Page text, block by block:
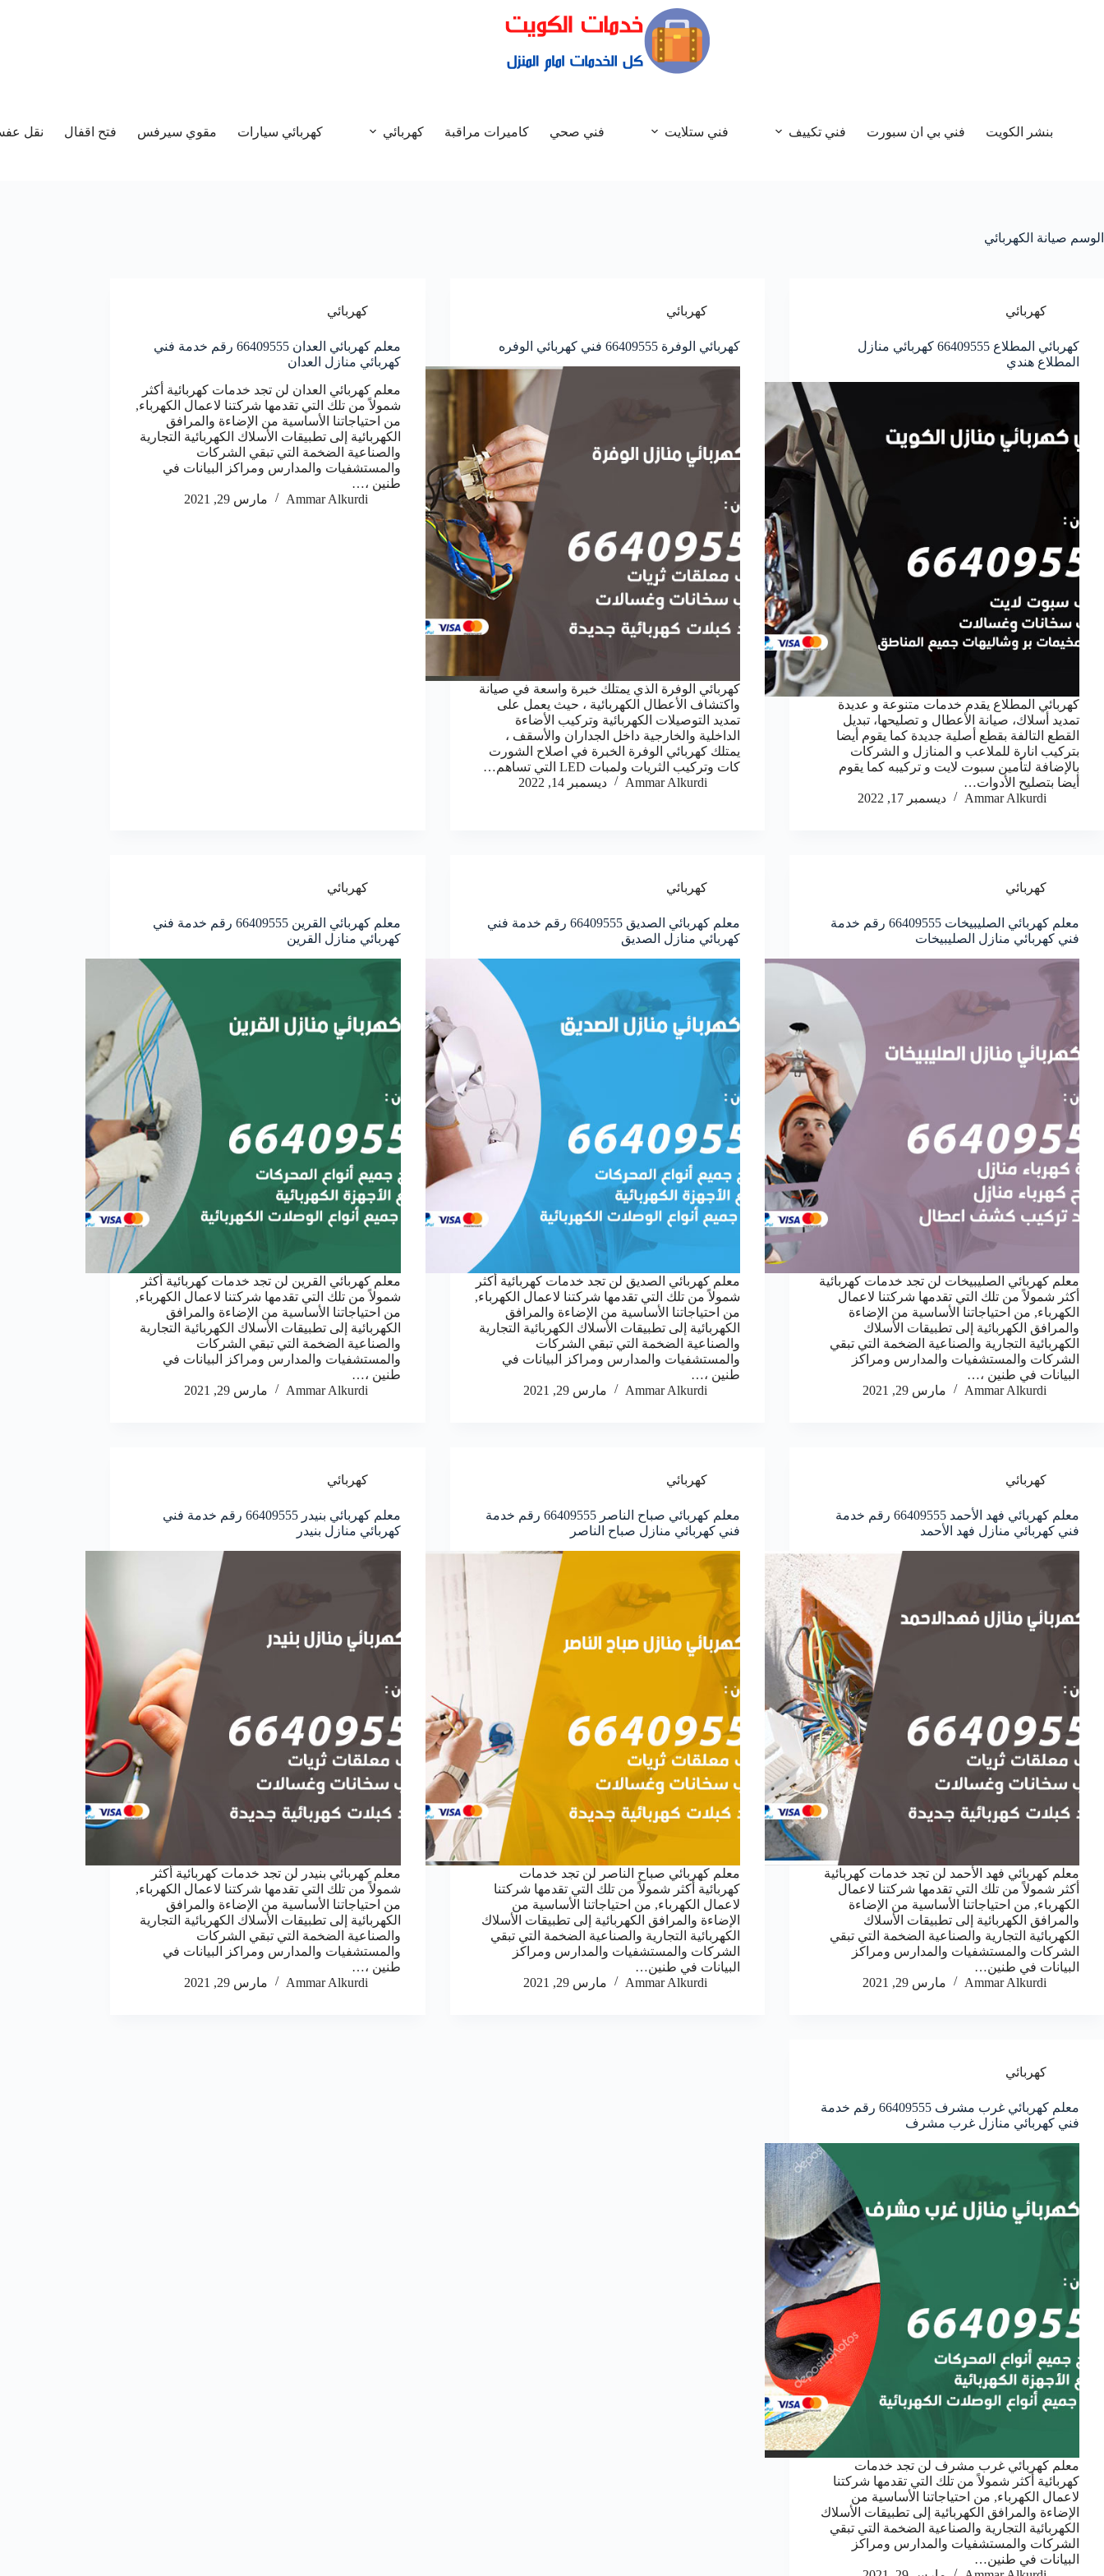
بنشر الكويت فني بي ان سبورت فني تكييف فني ستلايت فني صحي كاميرات مراقبة كهربائي كهربائي سيارات مقوي سيرفس فتح اقفال نقل
الوسم صيانة الكهربائي
كهربائي
كهربائي المطلاع 66409555 كهربائي منازل
المطلاع هندي
كهربائي المطلاع يقدم خدمات متنوعة و عديدة
تمديد أسلاك، صيانة الأعطال و تصليحها، تبديل
القطع التالفة بقطع أصلية جديدة كما يقوم أيضا
بتركيب انارة للملاعب و المنازل و الشركات
بالإضافة لتأمين سبوت لايت و تركيبه كما يقوم
أيضا بتصليح الأدوات…
Ammar Alkurdi
ديسمبر 17, 2022
كهربائي
كهربائي الوفرة 66409555 فني كهربائي الوفره
كهربائي الوفرة الذي يمتلك خبرة واسعة في صيانة
واكتشاف الأعطال الكهربائية ، حيث يعمل على
تمديد التوصيلات الكهربائية وتركيب الأضاءة
الداخلية والخارجية داخل الجداران والأسقف ،
يمتلك كهربائي الوفرة الخبرة في اصلاح الشورت
كات وتركيب الثريات ولمبات LED التي تساهم…
Ammar Alkurdi
ديسمبر 14, 2022
كهربائي
معلم كهربائي العدان 66409555 رقم خدمة فني
كهربائي منازل العدان
معلم كهربائي العدان لن تجد خدمات كهربائية أكثر
شمولاً من تلك التي تقدمها شركتنا لاعمال الكهرباء,
من احتياجاتنا الأساسية من الإضاءة والمرافق
الكهربائية إلى تطبيقات الأسلاك الكهربائية التجارية
والصناعية الضخمة التي تبقي الشركات
والمستشفيات والمدارس ومراكز البيانات في
طنين ،…
Ammar Alkurdi
مارس 29, 2021
كهربائي
معلم كهربائي الصليبيخات 66409555 رقم خدمة
فني كهربائي منازل الصليبيخات
معلم كهربائي الصليبيخات لن تجد خدمات كهربائية
أكثر شمولاً من تلك التي تقدمها شركتنا لاعمال
الكهرباء, من احتياجاتنا الأساسية من الإضاءة
والمرافق الكهربائية إلى تطبيقات الأسلاك
الكهربائية التجارية والصناعية الضخمة التي تبقي
الشركات والمستشفيات والمدارس ومراكز
البيانات في طنين ،…
Ammar Alkurdi
مارس 29, 2021
كهربائي
معلم كهربائي الصديق 66409555 رقم خدمة فني
كهربائي منازل الصديق
معلم كهربائي الصديق لن تجد خدمات كهربائية أكثر
شمولاً من تلك التي تقدمها شركتنا لاعمال الكهرباء,
من احتياجاتنا الأساسية من الإضاءة والمرافق
الكهربائية إلى تطبيقات الأسلاك الكهربائية التجارية
والصناعية الضخمة التي تبقي الشركات
والمستشفيات والمدارس ومراكز البيانات في
طنين ،…
Ammar Alkurdi
مارس 29, 2021
كهربائي
معلم كهربائي القرين 66409555 رقم خدمة فني
كهربائي منازل القرين
معلم كهربائي القرين لن تجد خدمات كهربائية أكثر
شمولاً من تلك التي تقدمها شركتنا لاعمال الكهرباء,
من احتياجاتنا الأساسية من الإضاءة والمرافق
الكهربائية إلى تطبيقات الأسلاك الكهربائية التجارية
والصناعية الضخمة التي تبقي الشركات
والمستشفيات والمدارس ومراكز البيانات في
طنين ،…
Ammar Alkurdi
مارس 29, 2021
كهربائي
معلم كهربائي فهد الأحمد 66409555 رقم خدمة
فني كهربائي منازل فهد الأحمد
معلم كهربائي فهد الأحمد لن تجد خدمات كهربائية
أكثر شمولاً من تلك التي تقدمها شركتنا لاعمال
الكهرباء, من احتياجاتنا الأساسية من الإضاءة
والمرافق الكهربائية إلى تطبيقات الأسلاك
الكهربائية التجارية والصناعية الضخمة التي تبقي
الشركات والمستشفيات والمدارس ومراكز
البيانات في طنين…
Ammar Alkurdi
مارس 29, 2021
كهربائي
معلم كهربائي صباح الناصر 66409555 رقم خدمة
فني كهربائي منازل صباح الناصر
معلم كهربائي صباح الناصر لن تجد خدمات
كهربائية أكثر شمولاً من تلك التي تقدمها شركتنا
لاعمال الكهرباء, من احتياجاتنا الأساسية من
الإضاءة والمرافق الكهربائية إلى تطبيقات الأسلاك
الكهربائية التجارية والصناعية الضخمة التي تبقي
الشركات والمستشفيات والمدارس ومراكز
البيانات في طنين…
Ammar Alkurdi
مارس 29, 2021
كهربائي
معلم كهربائي بنيدر 66409555 رقم خدمة فني
كهربائي منازل بنيدر
معلم كهربائي بنيدر لن تجد خدمات كهربائية أكثر
شمولاً من تلك التي تقدمها شركتنا لاعمال الكهرباء,
من احتياجاتنا الأساسية من الإضاءة والمرافق
الكهربائية إلى تطبيقات الأسلاك الكهربائية التجارية
والصناعية الضخمة التي تبقي الشركات
والمستشفيات والمدارس ومراكز البيانات في
طنين ،…
Ammar Alkurdi
مارس 29, 2021
كهربائي
معلم كهربائي غرب مشرف 66409555 رقم خدمة
فني كهربائي منازل غرب مشرف
معلم كهربائي غرب مشرف لن تجد خدمات
كهربائية أكثر شمولاً من تلك التي تقدمها شركتنا
لاعمال الكهرباء, من احتياجاتنا الأساسية من
الإضاءة والمرافق الكهربائية إلى تطبيقات الأسلاك
الكهربائية التجارية والصناعية الضخمة التي تبقي
الشركات والمستشفيات والمدارس ومراكز
البيانات في طنين…